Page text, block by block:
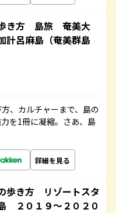
き方 島旅 奄美大
呂麻島（奄美群島
、カルチャーまで、島の
を1冊に凝縮。さあ、島
詳細を見る
歩き方 リゾートスタ
２０１９～２０２０